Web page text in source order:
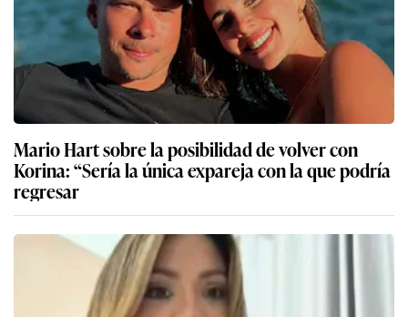
Mario Hart sobre la posibilidad de volver con
Korina: “Sería la única expareja con la que podría
regresar